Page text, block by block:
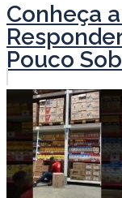
Conheça
Pouco